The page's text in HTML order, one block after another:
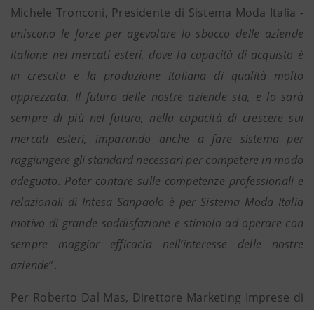
Michele Tronconi, Presidente di Sistema Moda Italia -
uniscono le forze per agevolare lo sbocco delle aziende
italiane nei mercati esteri, dove la capacità di acquisto è
in crescita e la produzione italiana di qualità molto
apprezzata. Il futuro delle nostre aziende sta, e lo sarà
sempre di più nel futuro, nella capacità di crescere sui
mercati esteri, imparando anche a fare sistema per
raggiungere gli standard necessari per competere in modo
adeguato. Poter contare sulle competenze professionali e
relazionali di Intesa Sanpaolo è per Sistema Moda Italia
motivo di grande soddisfazione e stimolo ad operare con
sempre maggior efficacia nell’interesse delle nostre
aziende”.
Per Roberto Dal Mas, Direttore Marketing Imprese di